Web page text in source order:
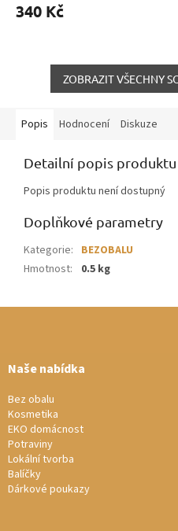
340 Kč
ZOBRAZIT VŠECHNY
Popis Hodnocení Diskuze
Detailní popis produktu
Popis produktu není dostupný
Doplňkové parametry
Kategorie: BEZOBALU
Hmotnost: 0.5 kg
Naše nabídka
Bez obalu
Kosmetika
EKO domácnost
Potraviny
Lokální tvorba
Balíčky
Dárkové poukazy